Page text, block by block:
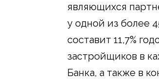
являющихся
у одной из более
составит 11,7%
застройщиков в
Банка, а также в